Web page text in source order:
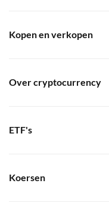
Kopen en verkopen
Over cryptocurrency
ETF's
Koersen